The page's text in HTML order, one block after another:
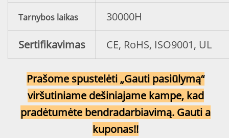
Tarnybos laikas 30000H
Sertifikavimas CE, RoHS, ISO9001, UL
Prašome spustelėti „Gauti pasiūlymą“
viršutiniame dešiniajame kampe, kad
pradėtumėte bendradarbiavimą. Gauti a
kuponas!!